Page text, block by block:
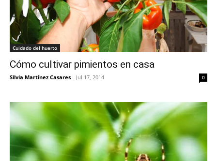
Cuidado del huerto
Cómo cultivar pimientos en casa
Silvia Martínez Casares - Jul 17, 2014 0